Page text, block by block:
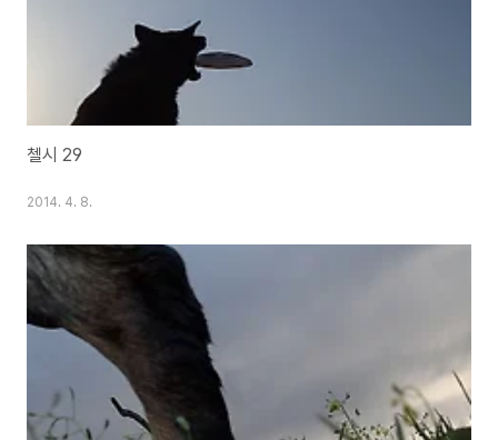
첼시 29
2014. 4. 8.